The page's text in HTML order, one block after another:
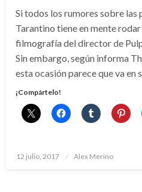
Si todos los rumores sobre las
Tarantino tiene en mente
filmografía del director de
Sin embargo, según informa
esta ocasión parece que va en
¡Compártelo!
Publicado
12 julio, 2017 Alex Merino